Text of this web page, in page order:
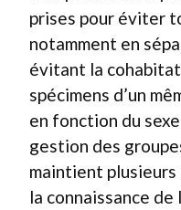
prises pour éviter
notamment en
évitant la
spécimens d’un
en fonction du
gestion des
maintient plusieurs
la connaissance de